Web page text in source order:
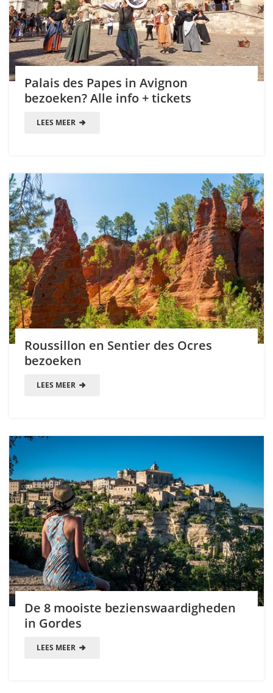
Palais des Papes in Avignon
bezoeken? Alle info + tickets
LEES MEER
Roussillon en Sentier des Ocres
bezoeken
LEES MEER
De 8 mooiste bezienswaardigheden
in Gordes
LEES MEER